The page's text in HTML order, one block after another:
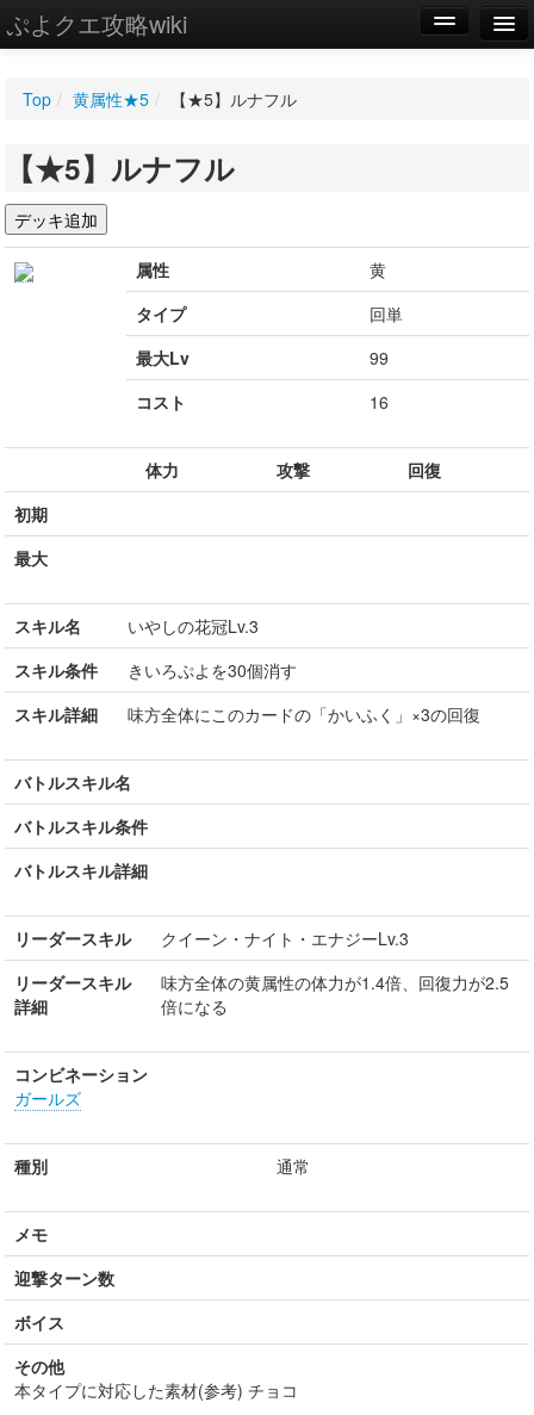
ぷよクエ攻略wiki
WIKI
設定
Top / 黄属性★5 / 【★5】ルナフル
【★5】ルナフル
属性
黄
タイプ
回単
最大Lv
99
コスト
16
体力 攻撃
回復
初期
最大
スキル名
いやしの花冠Lv.3
スキル条件
きいろぷよを30個消す
スキル詳細
味方全体にこのカードの「かいふく」×3の回復
バトルスキル名
バトルスキル条件
バトルスキル詳細
リーダースキル
クイーン・ナイト・エナジーLv.3
リーダースキル
詳細
味方全体の黄属性の体力が1.4倍、回復力が2.5
倍になる
コンビネーション
ガールズ
種別 通常
メモ
迎撃ターン数
ボイス
その他
本タイプに対応した素材(参考) チョコ